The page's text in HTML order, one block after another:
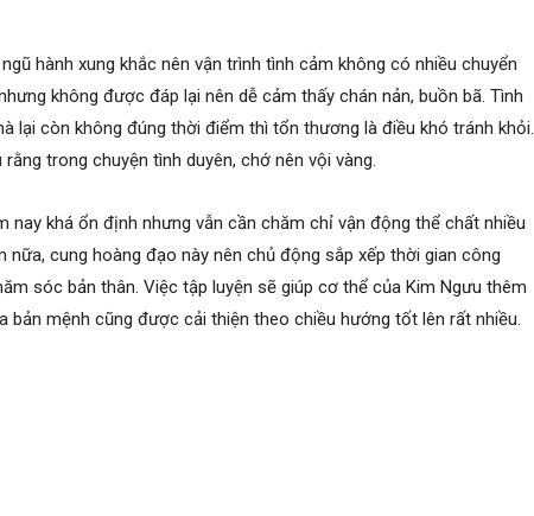
hành xung khắc nên vận trình tình cảm không có nhiều chuyển
không được đáp lại nên dễ cảm thấy chán nản, buồn bã. Tình
lại còn không đúng thời điểm thì tổn thương là điều khó tránh khỏi.
trong chuyện tình duyên, chớ nên vội vàng.
nay khá ổn định nhưng vẫn cần chăm chỉ vận động thể chất nhiều
cung hoàng đạo này nên chủ động sắp xếp thời gian công
sóc bản thân. Việc tập luyện sẽ giúp cơ thể của Kim Ngưu thêm
bản mệnh cũng được cải thiện theo chiều hướng tốt lên rất nhiều.